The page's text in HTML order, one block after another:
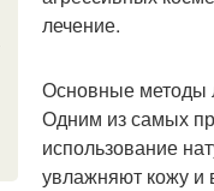
лечение.
Основные методы
Одним из самых
использование
увлажняют кожу и